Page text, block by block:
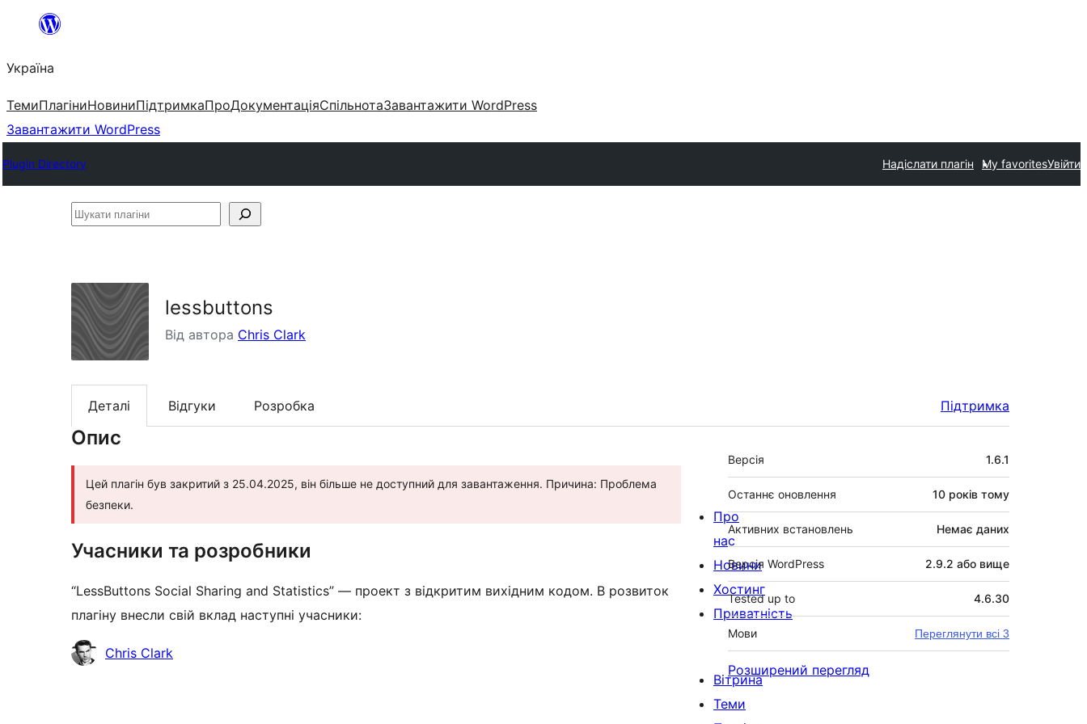
Перейти
вмісту
Україна
ТемиПлагіниНовиниПідтримкаПроДокументаціяСпільнотаЗавантажити WordPress
Завантажити WordPress
Plugin Directory Надіслати плагін My favoritesУвійти
Шукати
lessbuttons
Від автора Chris Clark
Деталі Відгуки Розробка Підтримка
Опис
Цей плагін був закритий з 25.04.2025, він більше не доступний для завантаження. Причина: Проблема
безпеки.
Учасники та розробники
“LessButtons Social Sharing and Statistics” — проект з відкритим вихідним кодом. В розвиток
плагіну внесли свій вклад наступні учасники:
УчасникиChris Clark
Мета
Версія 1.6.1
Останнє оновлення 10 років тому
Активних встановлень Немає даних
Версія WordPress 2.9.2 або вище
Tested up to 4.6.30
Мови Переглянути всі 3
Розширений перегляд
Про
нас
Новини
Хостинг
Приватність
Вітрина
Теми